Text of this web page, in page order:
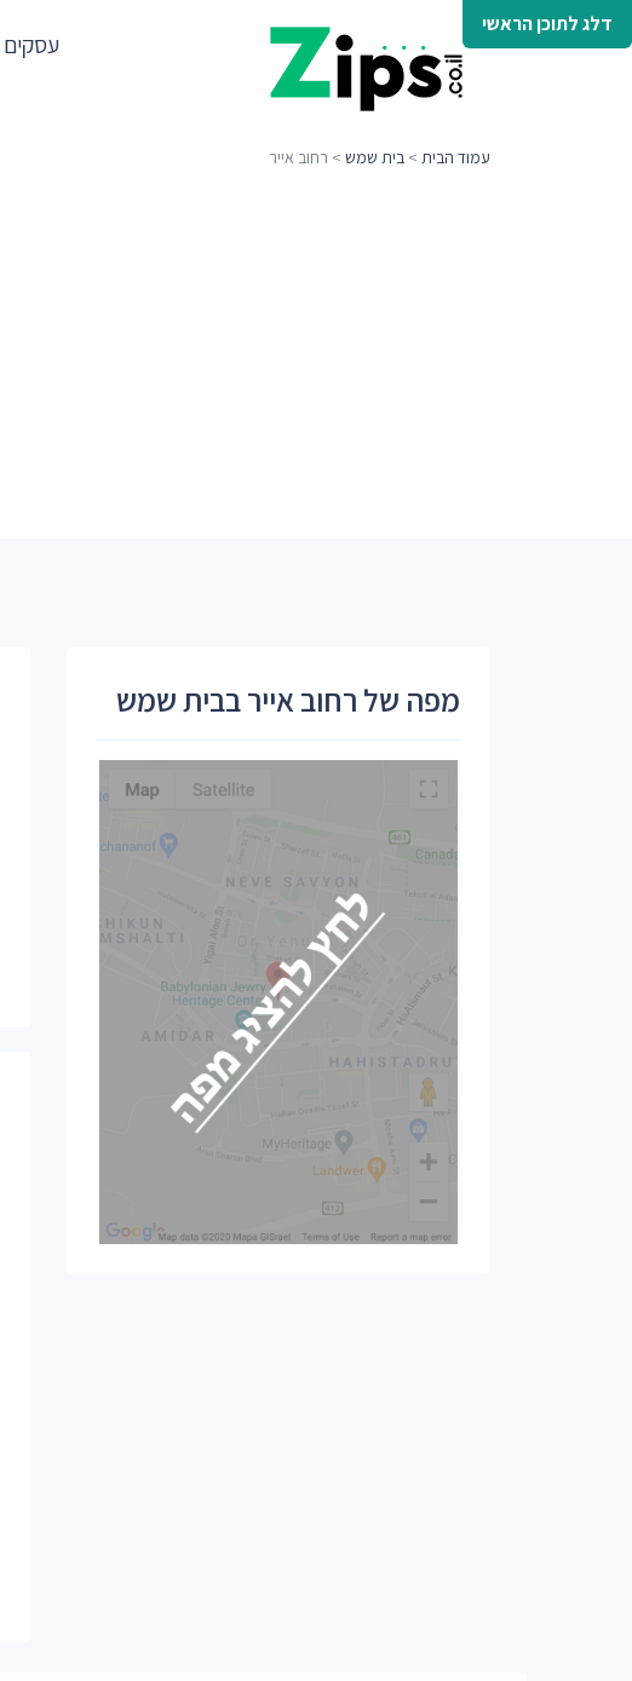
דלג לתוכן הראשי
עסקים
עמוד הבית > בית שמש > רחוב אייר
מפה של רחוב אייר בבית שמש